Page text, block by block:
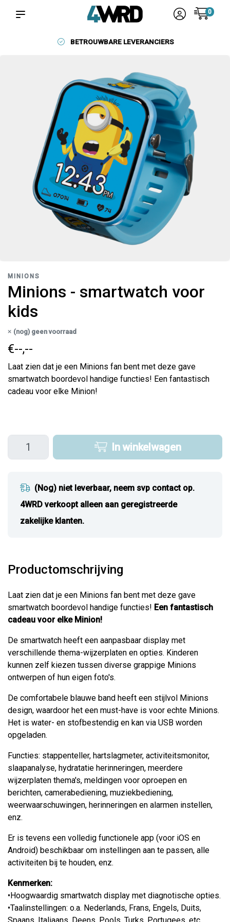
0
BETROUWBARE LEVERANCIERS
MINIONS
Minions - smartwatch voor
kids
(nog) geen voorraad
€--,--
Laat zien dat je een Minions fan bent met deze gave
smartwatch boordevol handige functies! Een fantastisch
cadeau voor elke Minion!
In winkelwagen
(Nog) niet leverbaar, neem svp contact op.
4WRD verkoopt alleen aan geregistreerde
zakelijke klanten.
Productomschrijving
Laat zien dat je een Minions fan bent met deze gave
smartwatch boordevol handige functies! Een fantastisch
cadeau voor elke Minion!
De smartwatch heeft een aanpasbaar display met
verschillende thema-wijzerplaten en opties. Kinderen
kunnen zelf kiezen tussen diverse grappige Minions
ontwerpen of hun eigen foto's.
De comfortabele blauwe band heeft een stijlvol Minions
design, waardoor het een must-have is voor echte Minions.
Het is water- en stofbestendig en kan via USB worden
opgeladen.
Functies: stappenteller, hartslagmeter, activiteitsmonitor,
slaapanalyse, hydratatie herinneringen, meerdere
wijzerplaten thema's, meldingen voor oproepen en
berichten, camerabediening, muziekbediening,
weerwaarschuwingen, herinneringen en alarmen instellen,
enz.
Er is tevens een volledig functionele app (voor iOS en
Android) beschikbaar om instellingen aan te passen, alle
activiteiten bij te houden, enz.
Kenmerken:
•Hoogwaardig smartwatch display met diagnotische opties.
•Taalinstellingen: o.a. Nederlands, Frans, Engels, Duits,